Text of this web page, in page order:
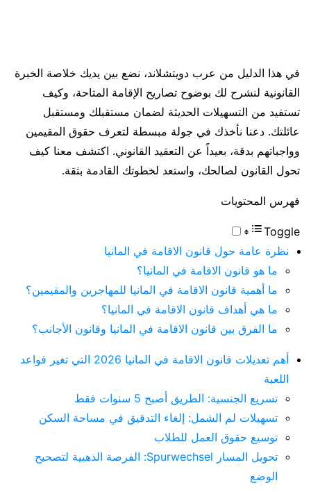
في هذا الدليل من عرب دويتشلاند، نضع بين يديك خلاصة الخبرة
القانونية لنشرح لك بوضوح تصاريح الإقامة المتاحة، وكيف
تستفيد من التسهيلات الحديثة لضمان مستقبلك ومستقبل
عائلتك. دعنا نأخذك في جولة مبسطة لتعرف حقوق المقيمين
وواجباتهم بدقة، بعيداً عن التعقيد القانوني. اكتشف معنا كيف
تحول القانون لصالحك، واستعد لخطوتك القادمة بثقة.
فهرس المحتويات
Toggle
نظرة عامة حول قانون الاقامة في المانيا
ما هو قانون الاقامة في المانيا؟
ما أهمية قانون الاقامة في المانيا للمهاجرين والمقيمين؟
ما هي أهداف قانون الاقامة في المانيا؟
ما الفرق بين قانون الاقامة في المانيا وقانون الأجانب؟
أهم تعديلات قانون الاقامة في المانيا 2026 التي تغير قواعد
اللعبة
تسريع الجنسية: الطريق أصبح 5 سنوات فقط
تسهيلات لم الشمل: إلغاء التدقيق في مساحة السكن
توسيع حقوق العمل للطلاب
تحويل المسار Spurwechsel: الفرصة الذهبية لتصحيح
الوضع